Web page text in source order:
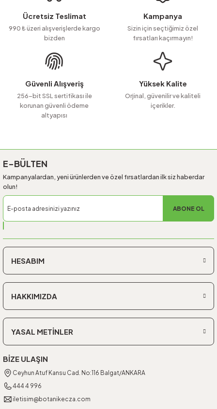
Ürün resmi kalitesiz, bozuk veya görüntülenemiyor.
Ürün açıklamasında eksik bilgiler bulunuyor.
Ürün bilgilerinde hatalar bulunuyor.
Ürün fiyatı diğer sitelerden daha pahalı.
Bu ürüne benzer farklı alternatifler olmalı.
Ücretsiz Teslimat
990 ₺ üzeri alışverişlerde kargo
bizden
Kampanya
Sizin için seçtiğimiz özel
fırsatları kaçırmayın!
Güvenli Alışveriş
256-bit SSL sertifikası ile
korunan güvenli ödeme
altyapısı
Yüksek Kalite
Orjinal, güvenilir ve kaliteli
içerikler.
E-BÜLTEN
Kampanyalardan, yeni ürünlerden ve özel fırsatlardan ilk siz haberdar
olun!
ABONE OL
HESABIM
HAKKIMIZDA
YASAL METİNLER
BİZE ULAŞIN
Ceyhun Atuf Kansu Cad. No:116 Balgat/ANKARA
444 4 996
iletisim@botanikecza.com